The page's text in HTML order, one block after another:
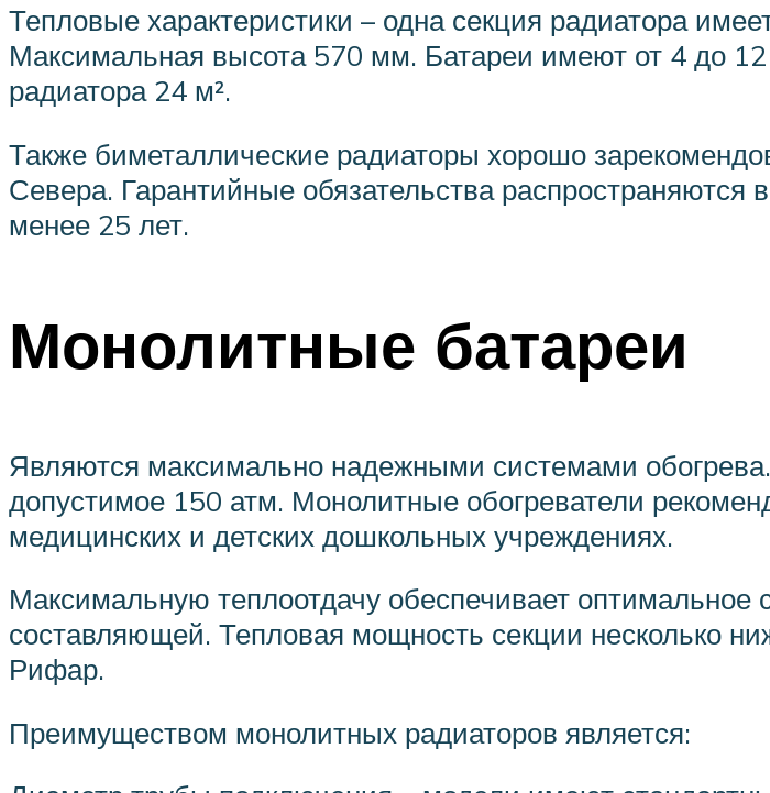
Тепловые характеристики – одна секция радиатора
Максимальная высота 570 мм. Батареи имеют от 4 до
радиатора 24 м².
Также биметаллические радиаторы хорошо
Севера. Гарантийные обязательства распространяются
менее 25 лет.
Монолитные батареи
Являются максимально надежными системами
допустимое 150 атм. Монолитные обогреватели
медицинских и детских дошкольных учреждениях.
Максимальную теплоотдачу обеспечивает оптимальное
составляющей. Тепловая мощность секции несколько
Рифар.
Преимуществом монолитных радиаторов является: